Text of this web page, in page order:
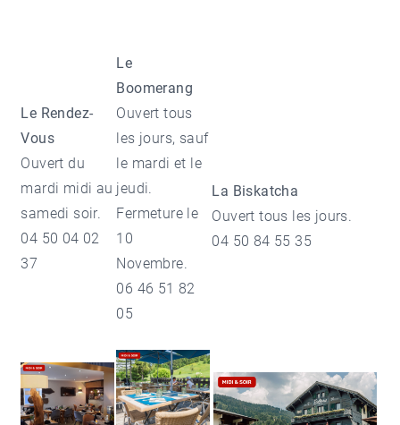
Le Rendez-
Vous
Ouvert du
mardi midi au
samedi soir.
04 50 04 02
37
Le
Boomerang
Ouvert tous
les jours, sauf
le mardi et le
jeudi.
Fermeture le
10
Novembre.
06 46 51 82
05
La Biskatcha
Ouvert tous les jours.
04 50 84 55 35